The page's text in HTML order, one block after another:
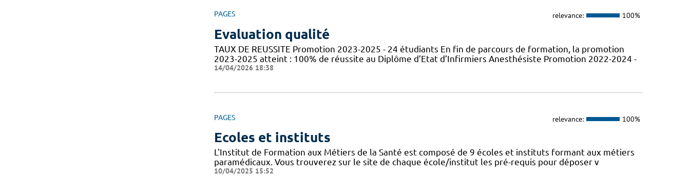
PAGES relevance: 100%
Evaluation qualité
TAUX DE REUSSITE Promotion 2023-2025 - 24 étudiants En fin de parcours de formation, la promotion
2023-2025 atteint : 100% de réussite au Diplôme d’Etat d’Infirmiers Anesthésiste Promotion 2022-2024 -
14/04/2026 18:38
PAGES relevance: 100%
Ecoles et instituts
L'Institut de Formation aux Métiers de la Santé est composé de 9 écoles et instituts formant aux métiers
paramédicaux. Vous trouverez sur le site de chaque école/institut les pré-requis pour déposer v
10/04/2025 15:52